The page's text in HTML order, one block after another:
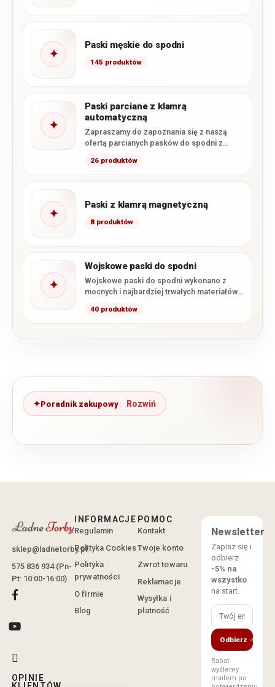
✦
Paski męskie do spodni
145 produktów
✦
Paski parciane z klamrą
automatyczną
Zapraszamy do zapoznania się z naszą
ofertą parcianych pasków do spodni z
26 produktów
✦
Paski z klamrą magnetyczną
8 produktów
✦
Wojskowe paski do spodni
Wojskowe paski do spodni wykonano z
mocnych i najbardziej trwałych materiałów
40 produktów
Poradnik zakupowy
sklep@ladnetorby.pl
575 836 934 (Pn-
Pt: 10:00-16:00)
OPINIE
INFORMACJE
Regulamin
Polityka Cookies
Polityka
prywatności
O firmie
Blog
POMOC
Kontakt
Twoje konto
Zwrot towaru
Reklamacje
Wysyłka i
płatność
Newsletter
Zapisz się i
odbierz
-5% na
wszystko
na start.
Odbierz -5%
Rabat
wyślemy
mailem po